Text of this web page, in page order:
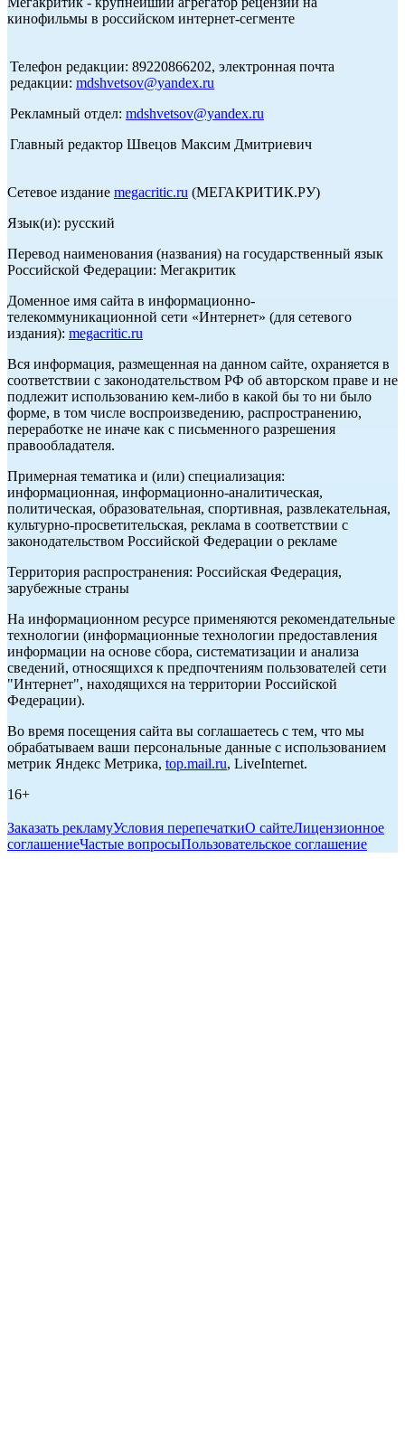
кинофильмы в российском интернет-сегменте
Телефон редакции: 89220866202, электронная почта
редакции: mdshvetsov@yandex.ru
Рекламный отдел: mdshvetsov@yandex.ru
Главный редактор Швецов Максим Дмитриевич
Сетевое издание megacritic.ru (МЕГАКРИТИК.РУ)
Язык(и): русский
Перевод наименования (названия) на государственный язык
Российской Федерации: Мегакритик
Доменное имя сайта в информационно-
телекоммуникационной сети «Интернет» (для сетевого
издания): megacritic.ru
Вся информация, размещенная на данном сайте, охраняется в
соответствии с законодательством РФ об авторском праве и не
подлежит использованию кем-либо в какой бы то ни было
форме, в том числе воспроизведению, распространению,
переработке не иначе как с письменного разрешения
правообладателя.
Примерная тематика и (или) специализация:
информационная, информационно-аналитическая,
политическая, образовательная, спортивная, развлекательная,
культурно-просветительская, реклама в соответствии с
законодательством Российской Федерации о рекламе
Территория распространения: Российская Федерация,
зарубежные страны
На информационном ресурсе применяются рекомендательные
технологии (информационные технологии предоставления
информации на основе сбора, систематизации и анализа
сведений, относящихся к предпочтениям пользователей сети
"Интернет", находящихся на территории Российской
Федерации).
Во время посещения сайта вы соглашаетесь с тем, что мы
обрабатываем ваши персональные данные с использованием
метрик Яндекс Метрика, top.mail.ru, LiveInternet.
16+
Заказать рекламуУсловия перепечаткиО сайтеЛицензионное
соглашениеЧастые вопросыПользовательское соглашение